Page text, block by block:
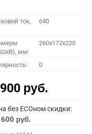
4 - прямая
ток,
640
мм:
260x172x220
0
руб.
без ECOном скидки:
руб.